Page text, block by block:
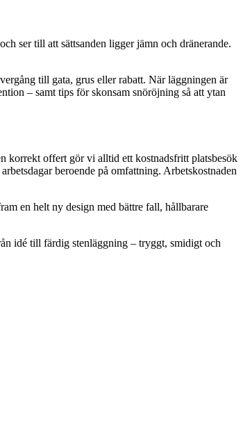
ser till att sättsanden ligger jämn och dränerande.
till gata, grus eller rabatt. När läggningen är
– samt tips för skonsam snöröjning så att ytan
korrekt offert gör vi alltid ett kostnadsfritt platsbesök
beroende på omfattning. Arbetskostnaden
en helt ny design med bättre fall, hållbarare
idé till färdig stenläggning – tryggt, smidigt och